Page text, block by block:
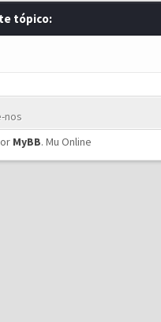
tópico:
nos
MyBB. Mu Online